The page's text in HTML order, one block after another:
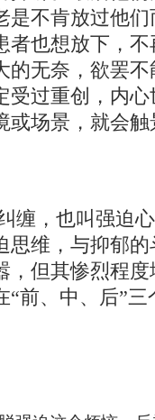
是不肯放过他
者也想放下，
的无奈，欲罢
受过重创，内
或场景，就会
缠，也叫强迫
思维，与抑郁
，但其惨烈程
“前、中、后”三